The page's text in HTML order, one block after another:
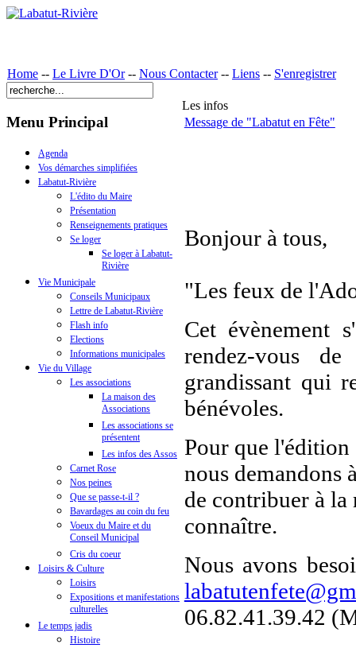
Home -- Le Livre D'Or-- Nous Contacter-- Liens -- S'enregistrer
Menu Principal
Agenda
Vos démarches simplifiées
Labatut-Rivière
L'édito du Maire
Présentation
Renseignements pratiques
Se loger
Se loger à Labatut-
Rivière
Vie Municipale
Conseils Municipaux
Lettre de Labatut-Rivière
Flash info
Elections
Informations municipales
Vie du Village
Les associations
La maison des
Associations
Les associations se
présentent
Les infos des Assos
Carnet Rose
Nos peines
Que se passe-t-il ?
Bavardages au coin du feu
Voeux du Maire et du
Conseil Municipal
Cris du coeur
Loisirs & Culture
Loisirs
Expositions et manifestations
culturelles
Le temps jadis
Histoire
Les infos
Message de "Labatut en Fête"
Bonjour à tous,
"Les feux de
Cet évènement
rendez-vous
grandissant qui
bénévoles.
Pour que l'édition
nous demandons
de contribuer à la
connaître.
Nous avons
06.82.41.39.42